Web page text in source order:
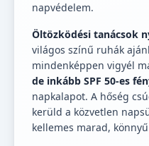
napvédelem.
Öltözködési tanácsok
világos színű ruhák
mindenképpen vigyél
de inkább SPF 50-es
napkalapot. A hőség
kerüld a közvetlen
kellemes marad,